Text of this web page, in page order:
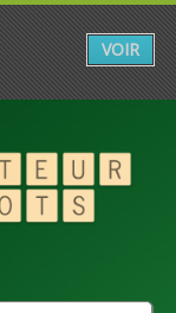
VOIR